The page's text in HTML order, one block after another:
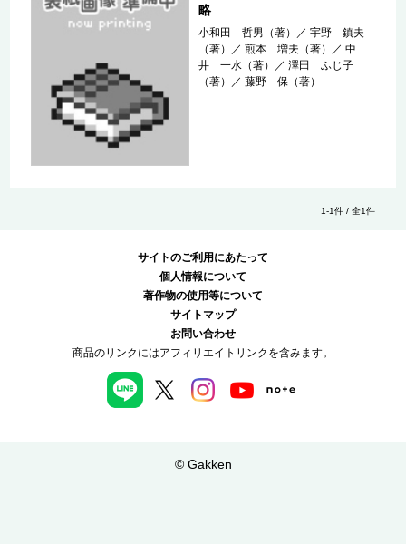
略
小和田 哲男（著） ／宇野 鎮夫
（著）
／煎本 増夫（著） ／中
井 一水（著）
／澤田 ふじ子
（著）
／藤野 保（著）
1-1件 / 全1件
サイトのご利用にあたって
個人情報について
著作物の使用等について
サイトマップ
お問い合わせ
商品のリンクにはアフィリエイトリンクを含みます。
© Gakken